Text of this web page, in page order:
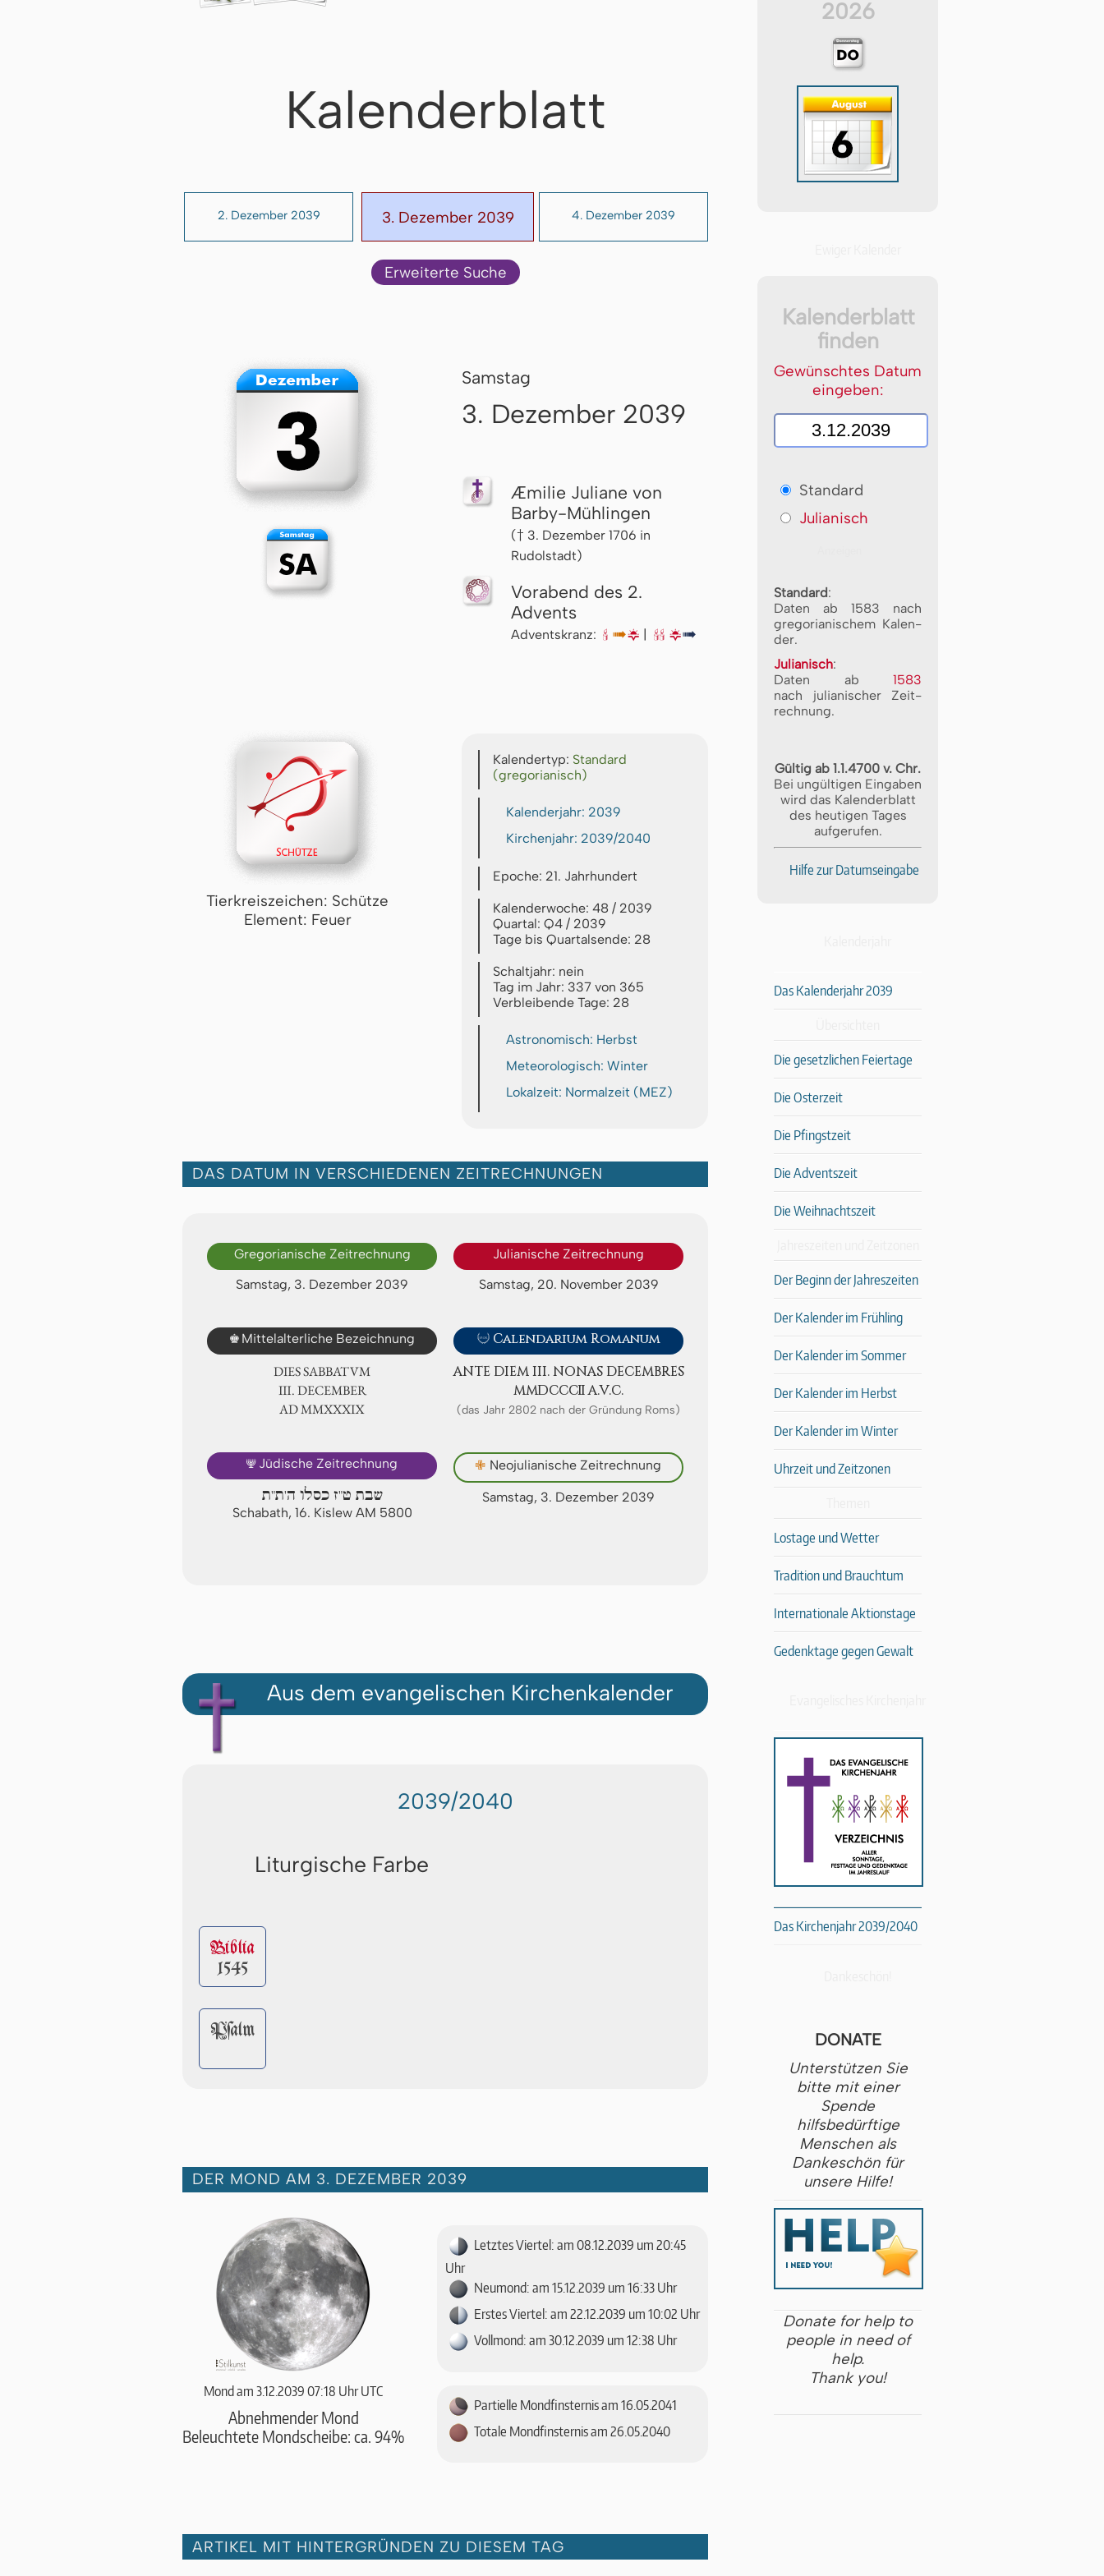
Kalenderblatt
2. Dezember 2039 3. Dezember 2039 4. Dezember 2039
Erweiterte Suche
Samstag
3. Dezember 2039
Æmilie Juliane von
Barby-Mühlingen
(† 3. Dezember 1706 in
Rudolstadt)
Vorabend des 2.
Advents
Adventskranz: 🕯 ↦🌇 🕯🕯 🌇↦
Tierkreiszeichen: Schütze
Element: Feuer
Kalendertyp: Standard
(gregorianisch)
Kalenderjahr: 2039
Kirchenjahr: 2039/2040
Epoche: 21. Jahrhundert
Kalenderwoche: 48 / 2039
Quartal: Q4 / 2039
Tage bis Quartalsende: 28
Schaltjahr: nein
Tag im Jahr: 337 von 365
Verbleibende Tage: 28
Astronomisch: Herbst
Meteorologisch: Winter
Lokalzeit: Normalzeit (MEZ)
DAS DATUM IN VERSCHIEDENEN ZEITRECHNUNGEN
Gregorianische Zeitrechnung
Samstag, 3. Dezember 2039
Julianische Zeitrechnung
Samstag, 20. November 2039
♚ Mittelalterliche Bezeichnung
DIES SABBATUM
Ⅲ. DECEMBER
AD ⅯⅯⅩⅩⅩⅨ
 Calendarium Romanum
ANTE DIEM III. NONAS DE­CEMB­RES
ⅯⅯⅮⅭⅭⅭⅡ A.V.C.
(das Jahr 2802 nach der Gründung Roms)
🕎 Jüdische Zeitrechnung
שבת ט"ז כסלו ה'ת"ת
Schabath, 16. Kislew AM 5800
✙ Neojulianische Zeitrechnung
Samstag, 3. Dezember 2039
Aus dem evangelischen Kirchenkalender
2039/2040
Liturgische Farbe
Biblia
1545
Pſalm
DER MOND AM 3. DEZEMBER 2039
Mond am 3.12.2039 07:18 Uhr UTC
Abnehmender Mond
Beleuchtete Mondscheibe: ca. 94%
Letztes Viertel: am 08.12.2039 um 20:45
Uhr
Neumond: am 15.12.2039 um 16:33 Uhr
Erstes Viertel: am 22.12.2039 um 10:02 Uhr
Vollmond: am 30.12.2039 um 12:38 Uhr
Partielle Mondfinsternis am 16.05.2041
Totale Mondfinsternis am 26.05.2040
ARTIKEL MIT HINTERGRÜNDEN ZU DIESEM TAG
2026
Kalenderblatt
finden
Gewünschtes Datum
eingeben:
Standard
Julianisch
Standard:
Daten ab 1583 nach
gre­go­ri­a­ni­schem Ka­len­
der.
Julianisch:
Daten ab 1583
nach ju­li­a­ni­scher Zeit­
rech­nung.
Gültig ab 1.1.4700 v. Chr.
Bei ungültigen Eingaben
wird das Kalenderblatt
des heutigen Tages
aufgerufen.
Hilfe zur Datumseingabe
Das Kalenderjahr 2039
Die gesetzlichen Feiertage
Die Osterzeit
Die Pfingstzeit
Die Adventszeit
Die Weihnachtszeit
Der Beginn der Jahreszeiten
Der Kalender im Frühling
Der Kalender im Sommer
Der Kalender im Herbst
Der Kalender im Winter
Uhrzeit und Zeitzonen
Lostage und Wetter
Tradition und Brauchtum
Internationale Aktionstage
Gedenktage gegen Gewalt
Das Kirchenjahr 2039/2040
DONATE
Unterstützen Sie
bitte mit einer
Spende
hilfsbedürftige
Menschen als
Dankeschön für
unsere Hilfe!
Donate for help to
people in need of
help.
Thank you!